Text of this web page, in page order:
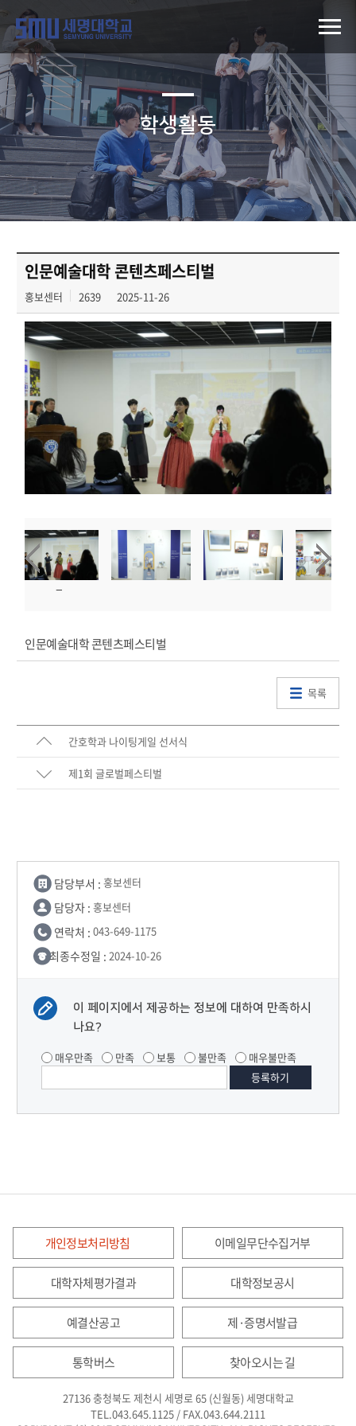
학생활동
인문예술대학 콘텐츠페스티벌
홍보센터 2639 2025-11-26
인문예술대학 콘텐츠페스티벌
목록
간호학과 나이팅게일 선서식
제1회 글로벌페스티벌
담당부서 : 홍보센터
담당자 : 홍보센터
연락처 : 043-649-1175
최종수정일 : 2024-10-26
이 페이지에서 제공하는 정보에 대하여 만족하시
나요?
매우만족 만족 보통 불만족 매우불만족
개인정보처리방침 이메일무단수집거부
대학자체평가결과 대학정보공시
예결산공고 제·증명서발급
통학버스 찾아오시는 길
27136 충청북도 제천시 세명로 65 (신월동) 세명대학교
TEL.043.645.1125 / FAX.043.644.2111